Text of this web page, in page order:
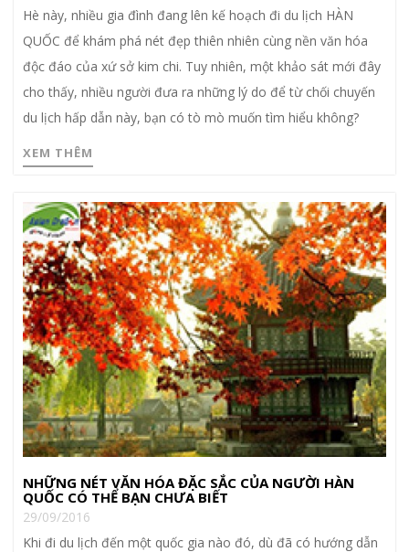
Hè này, nhiều gia đình đang lên kế hoạch đi du lịch HÀN
QUỐC để khám phá nét đẹp thiên nhiên cùng nền văn hóa
độc đáo của xứ sở kim chi. Tuy nhiên, một khảo sát mới đây
cho thấy, nhiều người đưa ra những lý do để từ chối chuyến
du lịch hấp dẫn này, bạn có tò mò muốn tìm hiểu không?
XEM THÊM
NHỮNG NÉT VĂN HÓA ĐẶC SẮC CỦA NGƯỜI HÀN
QUỐC CÓ THỂ BẠN CHƯA BIẾT
29/09/2016
Khi đi du lịch đến một quốc gia nào đó, dù đã có hướng dẫn